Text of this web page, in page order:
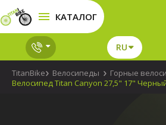
КАТАЛОГ
RU
TitanBike Велосипеды
Горные
Велосипед Titan Canyon 27,5" 17"